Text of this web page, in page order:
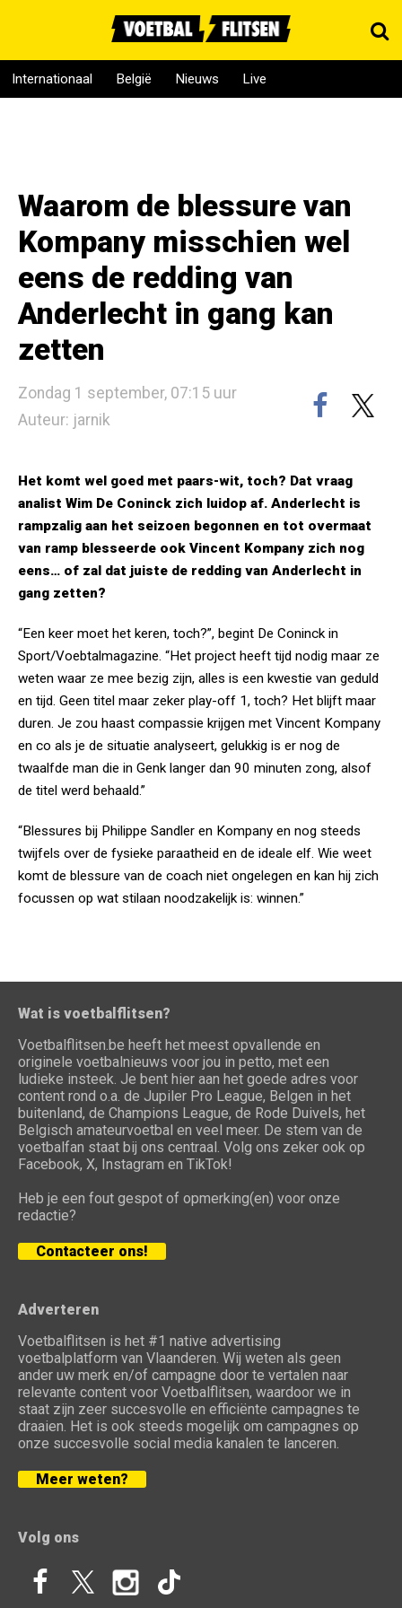
Internationaal België Nieuws Live
Waarom de blessure van
Kompany misschien wel
eens de redding van
Anderlecht in gang kan
zetten
Zondag 1 september, 07:15 uur
Auteur: jarnik
Het komt wel goed met paars-wit, toch? Dat vraag
analist Wim De Coninck zich luidop af. Anderlecht is
rampzalig aan het seizoen begonnen en tot overmaat
van ramp blesseerde ook Vincent Kompany zich nog
eens… of zal dat juiste de redding van Anderlecht in
gang zetten?
“Een keer moet het keren, toch?”, begint De Coninck in
Sport/Voebtalmagazine. “Het project heeft tijd nodig maar ze
weten waar ze mee bezig zijn, alles is een kwestie van geduld
en tijd. Geen titel maar zeker play-off 1, toch? Het blijft maar
duren. Je zou haast compassie krijgen met Vincent Kompany
en co als je de situatie analyseert, gelukkig is er nog de
twaalfde man die in Genk langer dan 90 minuten zong, alsof
de titel werd behaald.”
“Blessures bij Philippe Sandler en Kompany en nog steeds
twijfels over de fysieke paraatheid en de ideale elf. Wie weet
komt de blessure van de coach niet ongelegen en kan hij zich
focussen op wat stilaan noodzakelijk is: winnen.”
Wat is voetbalflitsen?
Voetbalflitsen.be heeft het meest opvallende en
originele voetbalnieuws voor jou in petto, met een
ludieke insteek. Je bent hier aan het goede adres voor
content rond o.a. de Jupiler Pro League, Belgen in het
buitenland, de Champions League, de Rode Duivels, het
Belgisch amateurvoetbal en veel meer. De stem van de
voetbalfan staat bij ons centraal. Volg ons zeker ook op
Facebook, X, Instagram en TikTok!
Heb je een fout gespot of opmerking(en) voor onze
redactie?
Contacteer ons!
Adverteren
Voetbalflitsen is het #1 native advertising
voetbalplatform van Vlaanderen. Wij weten als geen
ander uw merk en/of campagne door te vertalen naar
relevante content voor Voetbalflitsen, waardoor we in
staat zijn zeer succesvolle en efficiënte campagnes te
draaien. Het is ook steeds mogelijk om campagnes op
onze succesvolle social media kanalen te lanceren.
Meer weten?
Volg ons